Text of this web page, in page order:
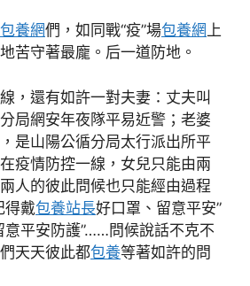
包養網們，如同戰“疫”場包養網上
苦守著最龐。后一道防地。
，還有如許一對夫妻：丈夫叫
局網安年夜隊平易近警；老婆
是山陽公循分局太行派出所平
疫情防控一線，女兒只能由兩
人的彼此問候也只能經由過程
得戴包養站長好口罩、留意平安”
意平安防護”……問候說話不克不
天天彼此都包養等著如許的問